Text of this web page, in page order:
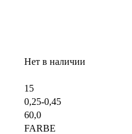
Нет в наличии
15
0,25-0,45
60,0
FARBE